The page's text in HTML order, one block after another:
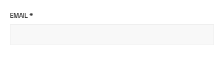
EMAIL*